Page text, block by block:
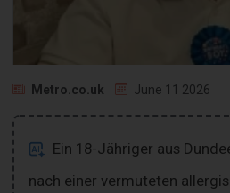
Metro.co.uk June 11 2026
Ein 18-Jähriger aus
nach einer vermuteten